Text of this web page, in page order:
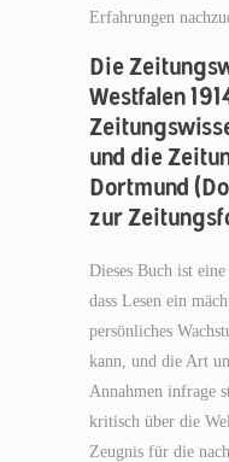
Erfahrungen
Die
Westfalen
und die
Dortmund
zur
Dieses Buch ist
dass Lesen ein
persönliches
kann, und die Art
Annahmen infrage
kritisch über die
Zeugnis für die